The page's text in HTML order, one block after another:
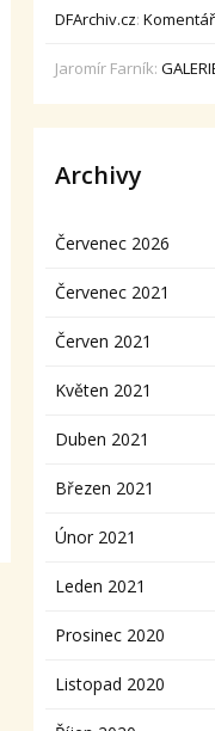
DFArchiv.cz:
Jaromír Farník:
Archivy
Červenec 2026
Červenec 2021
Červen 2021
Květen 2021
Duben 2021
Březen 2021
Únor 2021
Leden 2021
Prosinec 2020
Listopad 2020